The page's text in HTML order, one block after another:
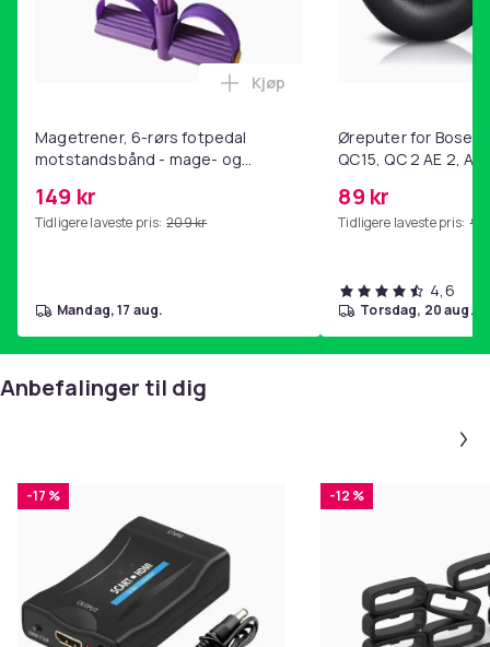
Magetrener, 6-rørs fotpedal
motstandsbånd - mage- og
hjemmegymnastikk Purple
149 kr
Tidligere laveste pris: 209 kr
Legg Magetrener, 6-rørs
Kjøp
mandag, 17 aug.
Øreputer for Bose
QC15, QC 2 AE 2, AE
89 kr
Tidligere laveste pris: 99
4,6
torsdag, 20 aug.
Anbefalinger til dig
-17 % -12 %